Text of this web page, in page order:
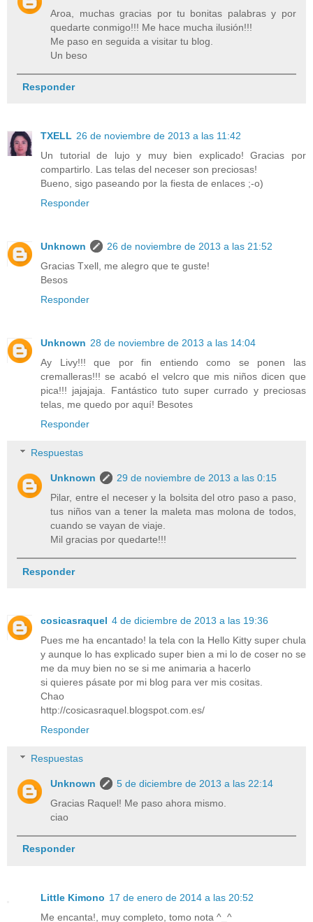
Aroa, muchas gracias por tu bonitas palabras y por
quedarte conmigo!!! Me hace mucha ilusión!!!
Me paso en seguida a visitar tu blog.
Un beso
Responder
TXELL 26 de noviembre de 2013 a las 11:42
Un tutorial de lujo y muy bien explicado! Gracias por
compartirlo. Las telas del neceser son preciosas!
Bueno, sigo paseando por la fiesta de enlaces ;-o)
Responder
Unknown
26 de noviembre de 2013 a las 21:52
Gracias Txell, me alegro que te guste!
Besos
Responder
Unknown 28 de noviembre de 2013 a las 14:04
Ay Livy!!! que por fin entiendo como se ponen las
cremalleras!!! se acabó el velcro que mis niños dicen que
pica!!! jajajaja. Fantástico tuto super currado y preciosas
telas, me quedo por aquí! Besotes
Responder
Respuestas
Unknown
29 de noviembre de 2013 a las 0:15
Pilar, entre el neceser y la bolsita del otro paso a paso,
tus niños van a tener la maleta mas molona de todos,
cuando se vayan de viaje.
Mil gracias por quedarte!!!
Responder
cosicasraquel 4 de diciembre de 2013 a las 19:36
Pues me ha encantado! la tela con la Hello Kitty super chula
y aunque lo has explicado super bien a mi lo de coser no se
me da muy bien no se si me animaria a hacerlo
si quieres pásate por mi blog para ver mis cositas.
Chao
http://cosicasraquel.blogspot.com.es/
Responder
Respuestas
Unknown
5 de diciembre de 2013 a las 22:14
Gracias Raquel! Me paso ahora mismo.
ciao
Responder
Little Kimono 17 de enero de 2014 a las 20:52
Me encanta!, muy completo, tomo nota ^_^